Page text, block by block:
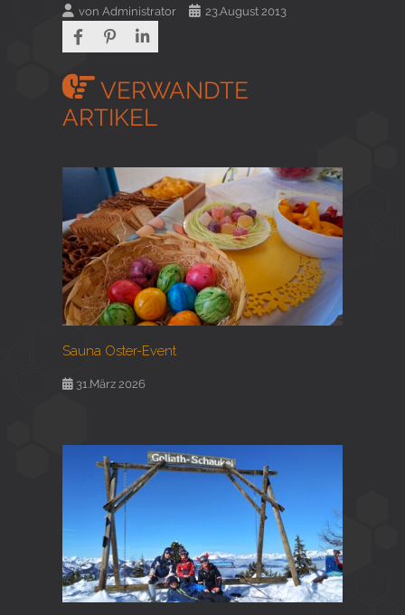
von Administrator 23.August 2013
VERWANDTE
ARTIKEL
Sauna Oster-Event
31.März 2026